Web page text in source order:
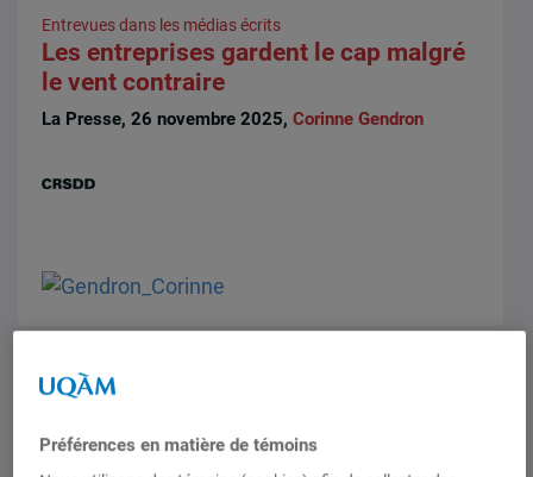
Entrevues dans les médias écrits
Les entreprises gardent le cap malgré
le vent contraire
La Presse, 26 novembre 2025,Corinne Gendron
Près de 14 M$ du Fonds de recherche
Préférences en matière de témoins